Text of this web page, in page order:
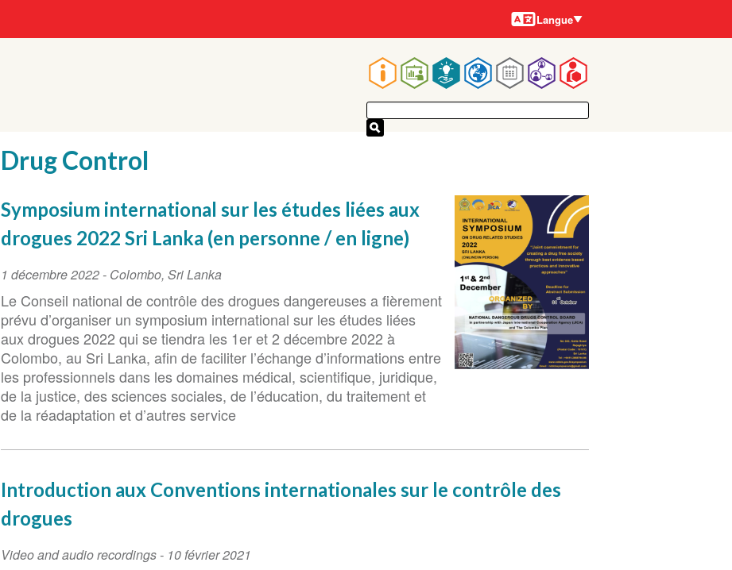
Main
navigation
Langues
Langue
Drug Control
Symposium international sur les études liées aux
drogues 2022 Sri Lanka (en personne / en ligne)
Event
Date
1 décembre 2022 - Colombo, Sri Lanka
Le Conseil national de contrôle des drogues dangereuses a fièrement
prévu d’organiser un symposium international sur les études liées
aux drogues 2022 qui se tiendra les 1er et 2 décembre 2022 à
Colombo, au Sri Lanka, afin de faciliter l’échange d’informations entre
les professionnels dans les domaines médical, scientifique, juridique,
de la justice, des sciences sociales, de l’éducation, du traitement et
de la réadaptation et d’autres service
Introduction aux Conventions internationales sur le contrôle des
drogues
Video and audio recordings - 10 février 2021